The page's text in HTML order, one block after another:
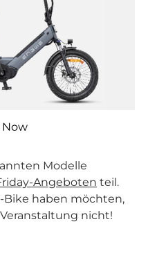
Now
Modelle
Angeboten teil.
Bike haben möchten,
nicht!